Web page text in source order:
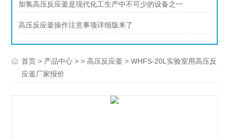
加氢高压反应釜是现代化工生产中不可少的设备之一
高压反应釜操作注意事项详细版来了
首页 > 产品中心 > >高压反应釜 > WHFS-20L实验室用高压反
应釜厂家报价